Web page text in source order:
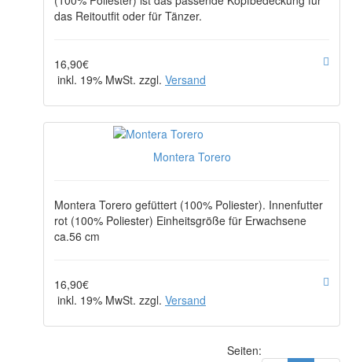
das Reitoutfit oder für Tänzer.
16,90€
inkl. 19% MwSt. zzgl. Versand
Montera Torero
Montera Torero gefüttert (100% Poliester). Innenfutter
rot (100% Poliester) Einheitsgröße für Erwachsene
ca.56 cm
16,90€
inkl. 19% MwSt. zzgl. Versand
Seiten: